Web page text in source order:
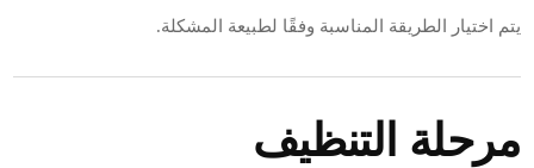
يتم اختيار الطريقة المناسبة وفقًا لطبيعة المشكلة.
مرحلة التنظيف